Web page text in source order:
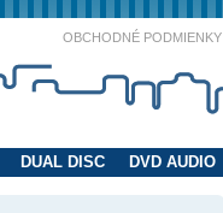
OBCHODNÉ PODMIENKY
DUAL DISC DVD AUDIO